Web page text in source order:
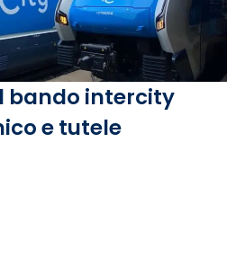
bando intercity
e tutele